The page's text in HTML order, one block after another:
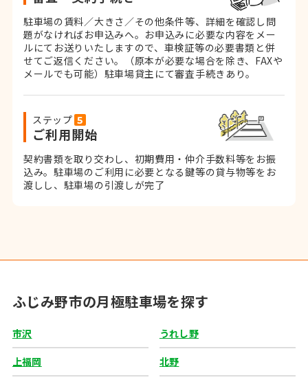
駐車場の賃料／大きさ／その他条件等、詳細を確認し問
題がなければお申込みへ。お申込みに必要な内容をメー
ルにてお送りいたしますので、車検証等の必要書類と併
せてご返信ください。
（原本が必要な場合を除き、FAXや
メールでも可能） 駐車場貸主にて審査手続きあり。
ステップ
ご利用開始
契約書類を取り交わし、初期費用・仲介手数料等をお振
込み。駐車場のご利用に必要となる鍵等の貸与物等をお
渡しし、駐車場の引渡しが完了
ふじみ野市の月極駐車場を探す
市沢 うれし野
上福岡 北野